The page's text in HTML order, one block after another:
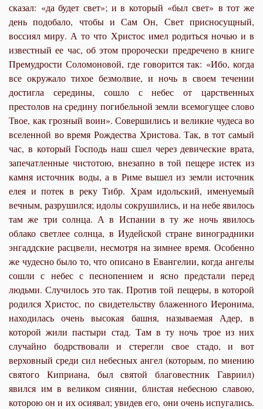
сказал: «да будет свет»; и в который «был свет» в тот же
день подобало, чтобы и Сам Он, Свет присносущный,
воссиял миру. А то что Христос имел родиться ночью и в
известный ее час, об этом пророчески предречено в книге
Премудрости Соломоновой, где говорится так: «Ибо, когда
все окружало тихое безмолвие, и ночь в своем течении
достигла середины, сошло с небес от царственных
престолов на средину погибельной земли всемогущее слово
Твое, как грозный воин». Совершились и великие чудеса во
вселенной во время Рождества Христова. Так, в тот самый
час, в который Господь наш сшел через девические врата,
запечатленные чистотою, внезапно в той пещере истек из
камня источник воды, а в Риме вышел из земли источник
елея и потек в реку Тибр. Храм идольский, именуемый
вечным, разрушился; идолы сокрушились, и на небе явилось
там же три солнца. А в Испании в ту же ночь явилось
облако светлее солнца, в Иудейской стране виноградники
энгаддские расцвели, несмотря на зимнее время. Особенно
же чудесно было то, что описано в Евангелии, когда ангелы
сошли с небес с песнопением и ясно предстали перед
людьми. Случилось это так. Против той пещеры, в которой
родился Христос, по свидетельству блаженного Иеронима,
находилась очень высокая башня, называемая Адер, в
которой жили пастыри стад. Там в ту ночь трое из них
случайно бодрствовали и стерегли свое стадо, и вот
верховный среди сил небесных ангел (которым, по мнению
святого Киприана, был святой благовестник Гавриил)
явился им в великом сиянии, блистая небесною славою,
которою он и их осиявал; увидев его, они очень испугались.